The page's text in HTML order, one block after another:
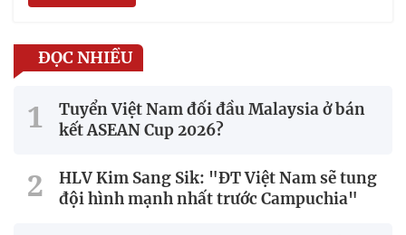
ĐỌC NHIỀU
Tuyển Việt Nam đối đầu Malaysia ở bán
kết ASEAN Cup 2026?
HLV Kim Sang Sik: "ĐT Việt Nam sẽ tung
đội hình mạnh nhất trước Campuchia"